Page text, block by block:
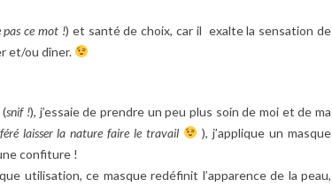
pas ce mot !) et santé de choix, car il exalte la sensation de
et/ou dîner.
(snif !), j’essaie de prendre un peu plus soin de moi et de ma
laisser la nature faire le travail
), j’applique un masque
confiture !
utilisation, ce masque redéfinit l’apparence de la peau,